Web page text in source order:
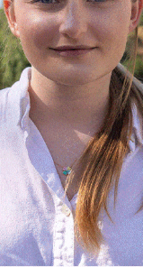
In vetrina 6 Agosto
Gita di
divertire i tuoi